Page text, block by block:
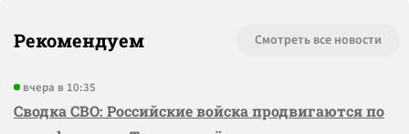
Рекомендуем Смотреть все новости
вчера в 10:35
Сводка СВО: Российские войска продвигаются по